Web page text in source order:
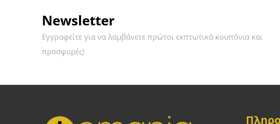
Newsletter
Εγγραφείτε για να λαμβάνετε πρώτοι εκπτωτικά κουπόνια και
προσφορές!